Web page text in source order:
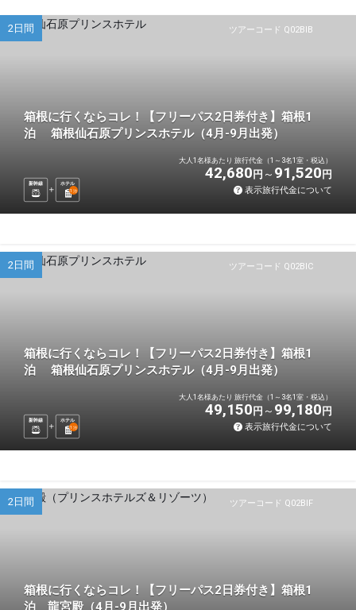
ツアーコード Q02BIB
2日間
箱根に行くならコレ！【フリーパス2日券付き】箱根1
泊 箱根仙石原プリンスホテル（4月-9月出発）
新幹線
ホテル
1 泊
大人1名様あたり 旅行代金（1～3名1室・税込）
42,680 円 91,520 円
表示旅行代金について
ツアーコード Q02BIC
2日間
箱根に行くならコレ！【フリーパス2日券付き】箱根1
泊 箱根仙石原プリンスホテル（4月-9月出発）
新幹線
ホテル
1 泊
大人1名様あたり 旅行代金（1～3名1室・税込）
49,150 円 99,180 円
表示旅行代金について
ツアーコード Q02BIF
2日間
箱根に行くならコレ！【フリーパス2日券付き】箱根1
泊 龍宮殿（4月-9月出発）